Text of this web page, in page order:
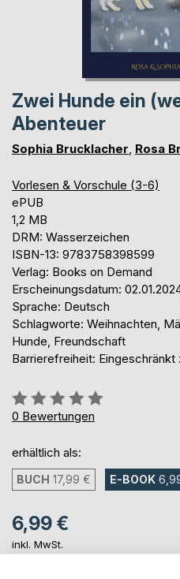
Zwei Hunde ein
Abenteuer
Sophia Brucklacher Rosa
Vorlesen & Vorschule (3-6)
ePUB
1,2 MB
DRM: Wasserzeichen
ISBN-13: 9783758398599
Verlag: Books on Demand
Erscheinungsdatum:
Sprache: Deutsch
Schlagworte: Weihnachten,
Hunde, Freundschaft
Barrierefreiheit: Eingeschränkt
Bewertung::
0%
0 Bewertungen
erhältlich als:
BUCH 17,99 € E-BOOK
6,99 €
inkl. MwSt.